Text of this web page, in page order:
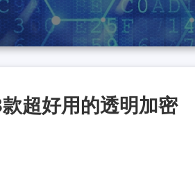
超好用的透明加密